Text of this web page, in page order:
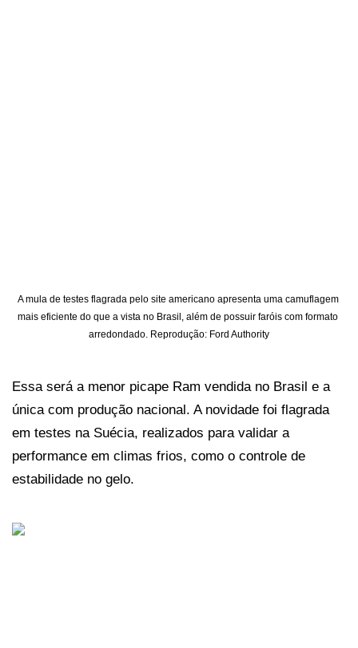
A mula de testes flagrada pelo site americano apresenta uma camuflagem
mais eficiente do que a vista no Brasil, além de possuir faróis com formato
arredondado. Reprodução: Ford Authority
Essa será a menor picape Ram vendida no Brasil e a
única com produção nacional. A novidade foi flagrada
em testes na Suécia, realizados para validar a
performance em climas frios, como o controle de
estabilidade no gelo.